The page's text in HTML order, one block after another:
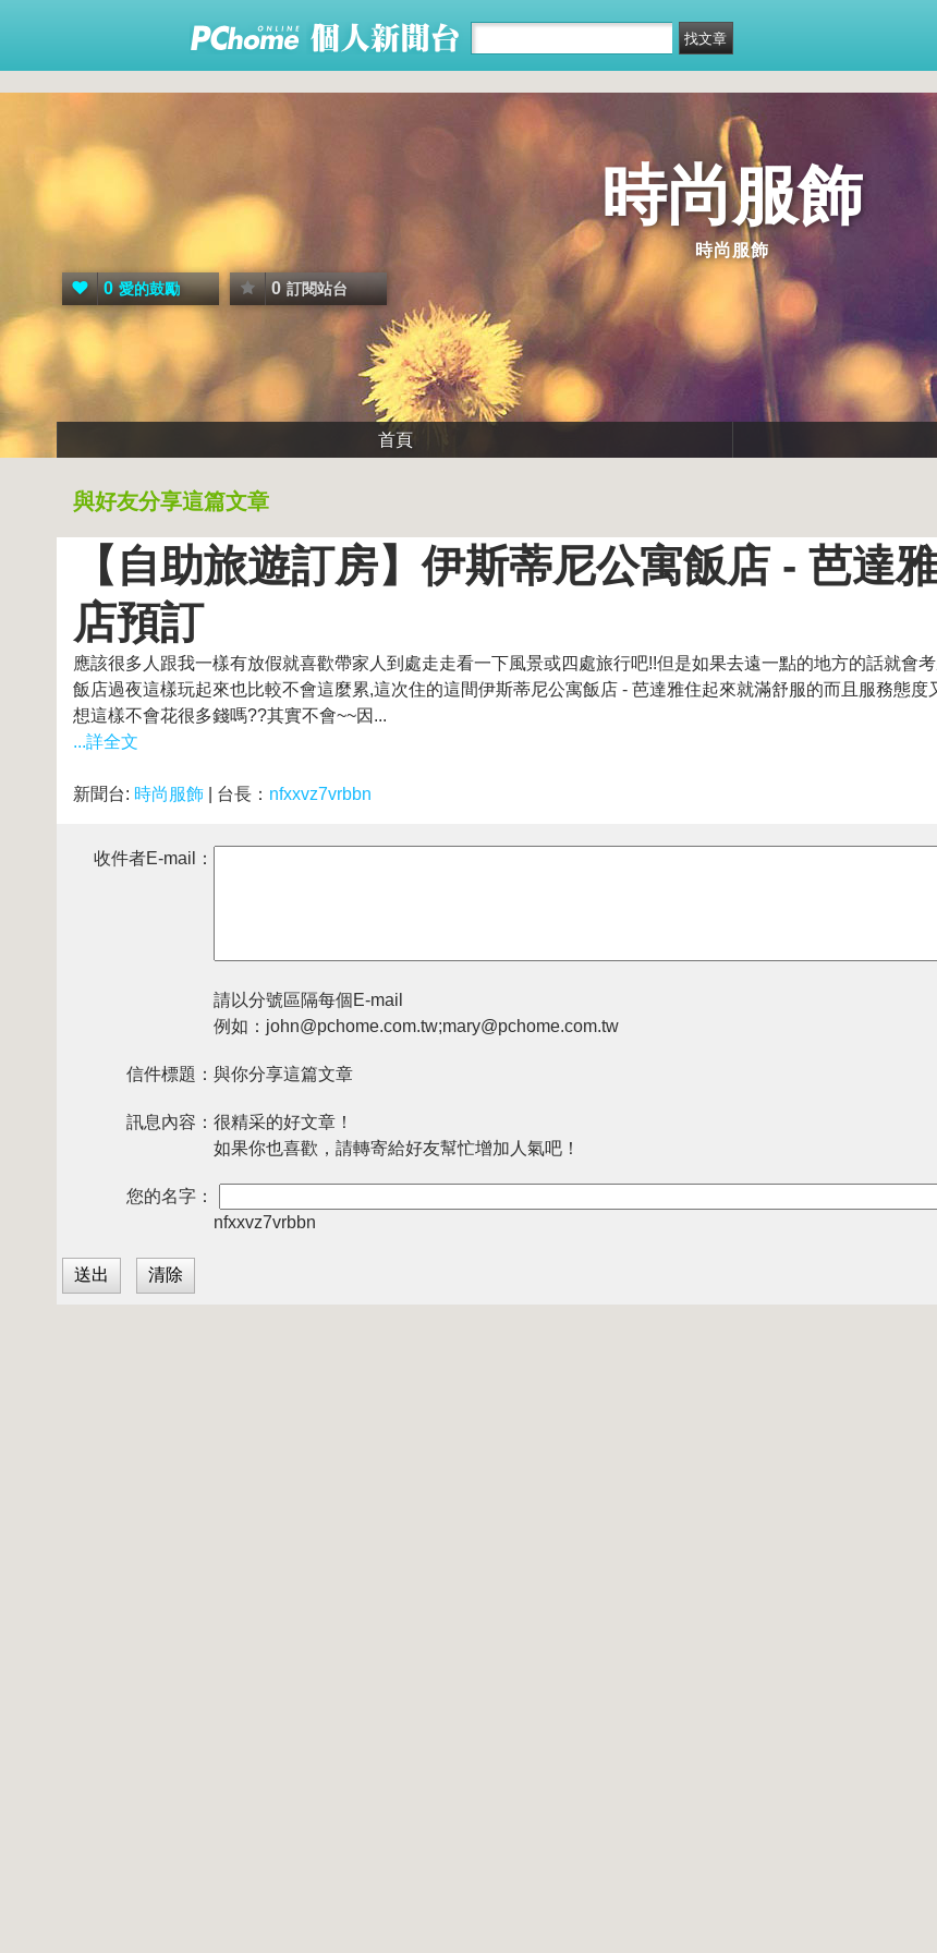
時尚服飾
時尚服飾
0 愛的鼓勵 0 訂閱站台
首頁
與好友分享這篇文章
【自助旅遊訂房】伊斯蒂尼公寓飯店 - 芭達
店預訂
應該很多人跟我一樣有放假就喜歡帶家人到處走走看一下風景或四處旅行吧!!但是如果去遠一點的地方的話就會
飯店過夜這樣玩起來也比較不會這麼累,這次住的這間伊斯蒂尼公寓飯店 - 芭達雅住起來就滿舒服的而且服務態度
想這樣不會花很多錢嗎??其實不會~~因...
...詳全文
新聞台: 時尚服飾 | 台長： nfxxvz7vrbbn
收件者E-mail：
請以分號區隔每個E-mail
例如：john@pchome.com.tw;mary@pchome.com.tw
信件標題： 與你分享這篇文章
訊息內容： 很精采的好文章！
如果你也喜歡，請轉寄給好友幫忙增加人氣吧！
您的名字：
nfxxvz7vrbbn